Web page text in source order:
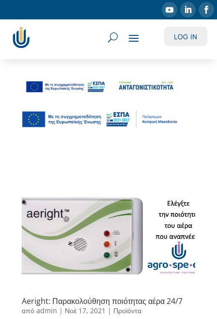
LOG IN
Aeright: Παρακολούθηση ποιότητας αέρα 24/7
από admin | Νοέ 17, 2021 | Προϊόντα